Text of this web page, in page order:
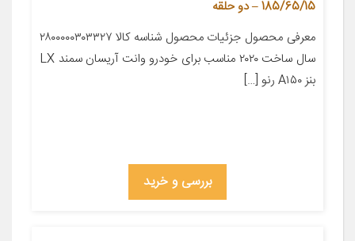
185/65/15 – دو حلقه
معرفی محصول جزئیات محصول شناسه کالا ۲۸۰۰۰۰۰۳۰۳۳۲۷
سال ساخت ۲۰۲۰ مناسب برای خودرو وانت آریسان سمند LX
بنز A۱۵۰ رنو […]
بررسی و خرید